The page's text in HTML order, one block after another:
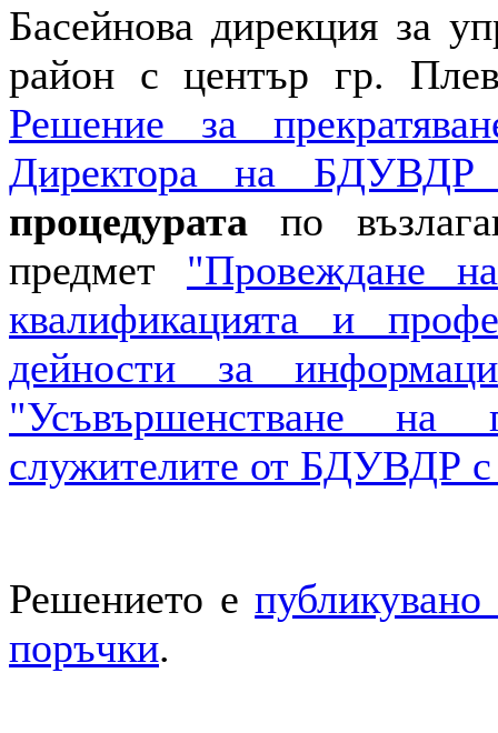
Басейнова дирекция за
район с център гр.
Решение за
Директора на
процедурата по
предмет "Провеждане
квалификацията и
дейности за
"Усъвършенстване на
служителите от БДУВДР
Решението е
поръчки.